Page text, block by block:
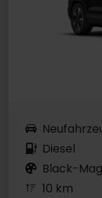
Diesel
Black-
10 km